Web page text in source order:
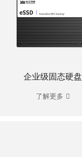
企业级固态硬盘
了解更多